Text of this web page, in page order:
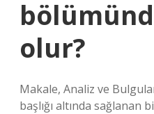
olur?
Makale, Analiz ve
başlığı altında sağlanan